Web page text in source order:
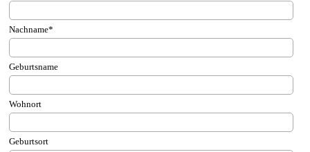
Nachname*
Geburtsname
Wohnort
Geburtsort